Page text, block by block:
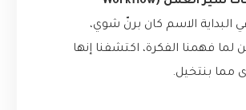
البداية الاسم كان برنّ شوي،
لما فهمنا الفكرة، اكتشفنا إنها
مما بنتخيل.